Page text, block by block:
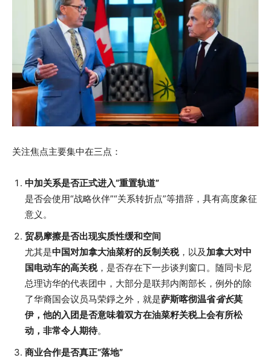
关注焦点主要集中在三点：
中加关系是否正式进入“重置轨道”
是否会使用“战略伙伴”“关系转折点”等措辞，具有高度象征
意义。
贸易摩擦是否出现实质性缓和空间
尤其是中国对加拿大油菜籽的反制关税，以及 加拿大对中
国电动车的高关税，是否存在下一步谈判窗口。随同卡尼
总理访华的代表团中，大部分是联邦内阁部长，例外的除
了华裔国会议员马荣錚之外，就是萨斯喀彻温省省长莫
伊，他的入团是否意味着双方在油菜籽关税上会有所松
动，非常令人期待。
商业合作是否真正“落地”